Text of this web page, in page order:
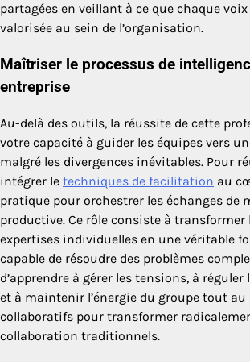
partagées en veillant à ce que chaque
valorisée au sein de l’organisation.
Maîtriser le processus de
entreprise
Au-delà des outils, la réussite de cette
votre capacité à guider les équipes vers
malgré les divergences inévitables. Pour
intégrer le techniques de facilitation au
pratique pour orchestrer les échanges de
productive. Ce rôle consiste à transformer
expertises individuelles en une véritable
capable de résoudre des problèmes
d’apprendre à gérer les tensions, à réguler
et à maintenir l’énergie du groupe tout au
collaboratifs pour transformer
collaboration traditionnels.